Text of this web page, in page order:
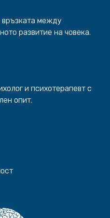
връзката между
развитие на човека.
и психотерапевт с
опит.